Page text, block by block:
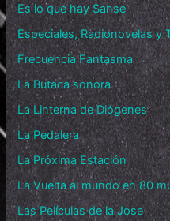
Es lo que hay Sanse
Especiales, Radionovelas y
Frecuencia Fantasma
La Butaca sonora
La Linterna de Diógenes
La Pedalera
La Próxima Estación
La Vuelta al mundo en 80
Las Películas de la Jose